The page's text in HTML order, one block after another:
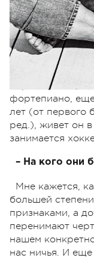
Дочь зовут
детский сад.
вокалом. Сыну
четвертом
школы-
фортепиано,
лет (от первого
ред.), живет он
занимается
– На кого они
Мне кажется,
большей
признаками, а
перенимают
нашем
нас ничья. И